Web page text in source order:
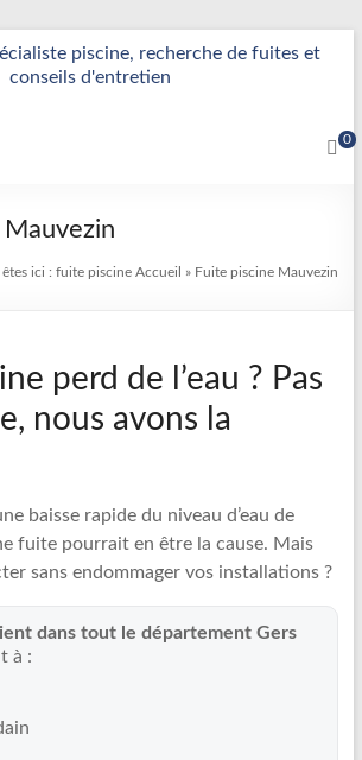
0
ici : fuite piscineAccueil » Fuite piscine Mauvezin
perd de l’eau ? Pas
nous avons la
baisse rapide du niveau d’eau de
fuite pourrait en être la cause. Mais
sans endommager vos installations ?
dans tout le département Gers
à :